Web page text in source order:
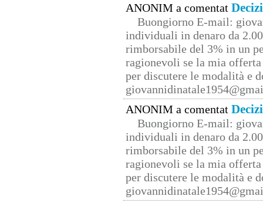
ANONIM a comentat
Buongiorno E-mail:
individuali in denaro da
rimborsabile del 3% in un
ragionevoli se la mia
per discutere le modalità e
ANONIM a comentat
Buongiorno E-mail:
individuali in denaro da
rimborsabile del 3% in un
ragionevoli se la mia
per discutere le modalità e